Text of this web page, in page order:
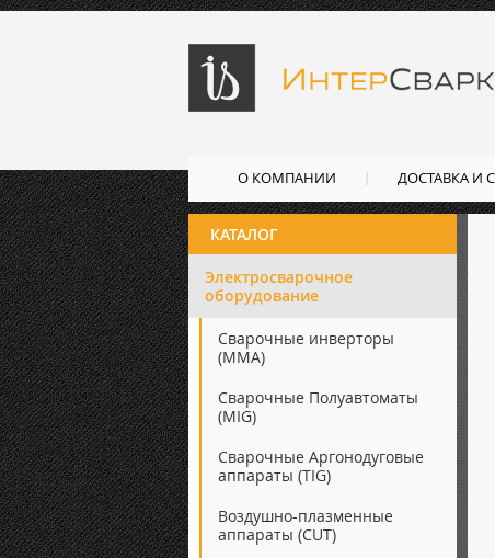
КАТАЛОГ
Электросварочное
оборудование
Сварочные инверторы
(ММА)
Сварочные Полуавтоматы
(MIG)
Сварочные Аргонодуговые
аппараты (TIG)
Воздушно-плазменные
аппараты (CUT)
О КОМПАНИИ ДОСТАВКА И